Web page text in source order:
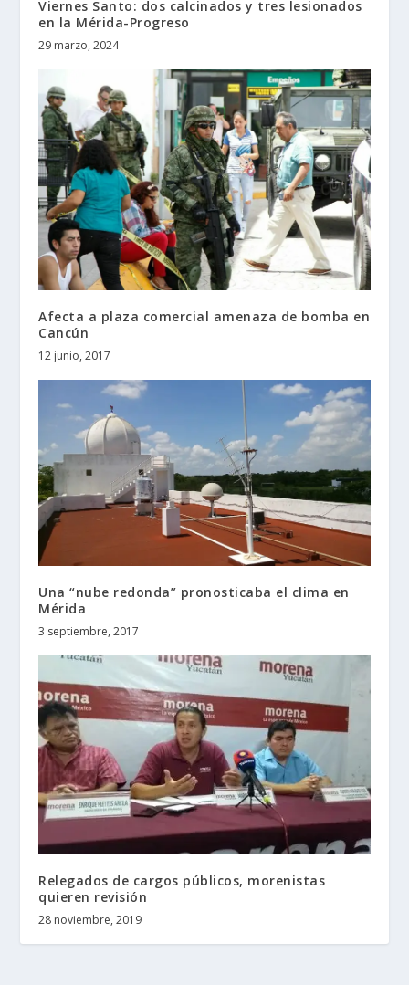
Viernes Santo: dos calcinados y tres lesionados
en la Mérida-Progreso
29 marzo, 2024
Afecta a plaza comercial amenaza de bomba en
Cancún
12 junio, 2017
Una “nube redonda” pronosticaba el clima en
Mérida
3 septiembre, 2017
Relegados de cargos públicos, morenistas
quieren revisión
28 noviembre, 2019